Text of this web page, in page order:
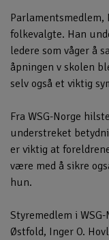
Parlamentsmedlem,
folkevalgte. Han
ledere som våger å
åpningen v skolen
selv også et viktig
Fra WSG-Norge
understreket
er viktig at
være med å sikre
hun.
Styremedlem i
Østfold, Inger O.